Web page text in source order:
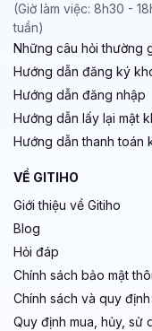
(Giờ làm việc: 8h30 -
tuần)
Những câu hỏi thường
Hướng dẫn đăng ký
Hướng dẫn đăng nhập
Hướng dẫn lấy lại mật
Hướng dẫn thanh toán
VỀ GITIHO
Giới thiệu về Gitiho
Blog
Hỏi đáp
Chính sách bảo mật
Chính sách và quy
Quy định mua, hủy, sử